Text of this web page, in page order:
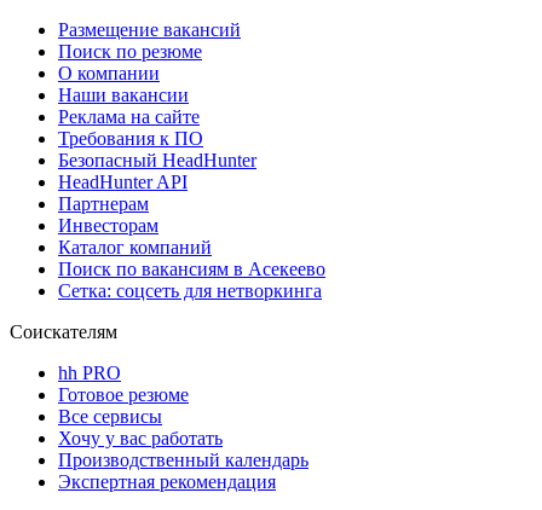
Размещение вакансий
Поиск по резюме
О компании
Наши вакансии
Реклама на сайте
Требования к ПО
Безопасный HeadHunter
HeadHunter API
Партнерам
Инвесторам
Каталог компаний
Поиск по вакансиям в Асекеево
Сетка: соцсеть для нетворкинга
Соискателям
hh PRO
Готовое резюме
Все сервисы
Хочу у вас работать
Производственный календарь
Экспертная рекомендация